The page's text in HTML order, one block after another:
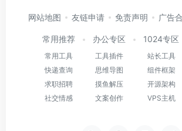
网站地图 友链申请 免责声明 广告
常用推荐
常用工具
快递查询
求职招聘
社交情感
办公专区
工具插件
思维导图
摸鱼解压
文案创作
1024专区
站长工具
组件框架
开源架构
VPS主机